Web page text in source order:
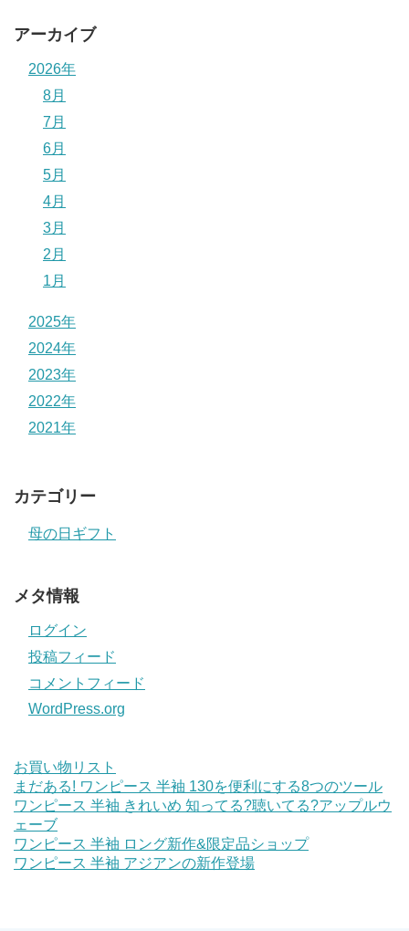
アーカイブ
2026年
8月
7月
6月
5月
4月
3月
2月
1月
2025年
2024年
2023年
2022年
2021年
カテゴリー
母の日ギフト
メタ情報
ログイン
投稿フィード
コメントフィード
WordPress.org
お買い物リスト
まだある! ワンピース 半袖 130を便利にする8つのツール
ワンピース 半袖 きれいめ 知ってる?聴いてる?アップルウ
ェーブ
ワンピース 半袖 ロング新作&限定品ショップ
ワンピース 半袖 アジアンの新作登場